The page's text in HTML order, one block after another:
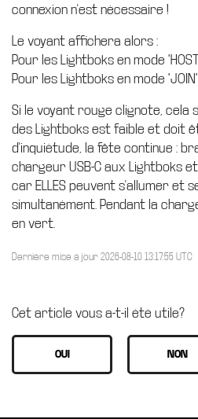
connexion n'est nécessaire !
Le voyant affichera alors :
Pour les Lightboks en mode
Pour les Lightboks en mode
Si le voyant rouge clignote, cela
des Lightboks est faible et doit
d'inquiétude, la fête continue :
chargeur USB-C aux Lightboks
car ELLES peuvent s'allumer et
simultanément. Pendant la
en vert.
Dernière mise à jour 2026-08-10 13:17:55 UTC
Cet article vous a-t-il été utile?